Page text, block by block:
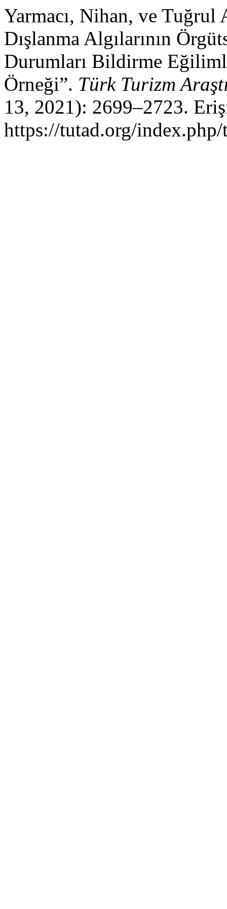
Yarmacı, Nihan, ve Tuğrul
Dışlanma Algılarının
Durumları Bildirme
Örneği”. Türk Turizm
13, 2021): 2699–2723.
https://tutad.org/